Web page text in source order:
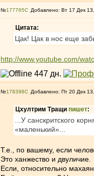
№177765 Добавлено: Вт 17 Дек
Цитата:
Цак! Цак в нос еще
http://www.youtube.com/
№178398 Добавлено: Пт 20 Дек
Цхултрим Тращи пишет:
...У санскритского
«маленький»...
Т.е., по вашему, если
Это ханжество и двуличие.
Если, относительно